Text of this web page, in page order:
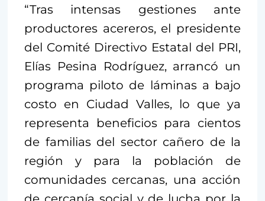
“Tras intensas gestiones ante
productores acereros, el presidente
del Comité Directivo Estatal del PRI,
Elías Pesina Rodríguez, arrancó un
programa piloto de láminas a bajo
costo en Ciudad Valles, lo que ya
representa beneficios para cientos
de familias del sector cañero de la
región y para la población de
comunidades cercanas, una acción